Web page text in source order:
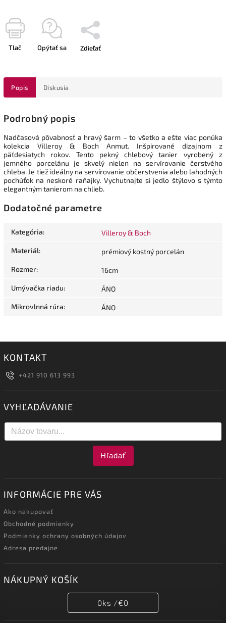
Tlač Opýtať sa Zdieľať
Popis Diskusia
Podrobný popis
Nadčasová pôvabnosť a hravý šarm – to všetko a ešte viac ponúka
kolekcia Villeroy & Boch Anmut. Inšpirované dizajnom z
päťdesiatych rokov. Tento pekný chlebový tanier vyrobený z
jemného porcelánu je skvelý nielen na servírovanie čerstvého
chleba. Je tiež ideálny na servírovanie občerstvenia alebo lahodných
pochúťok na neskoré raňajky. Vychutnajte si jedlo štýlovo s týmto
elegantným tanierom na chlieb.
Dodatočné parametre
Kategória: Villeroy & Boch
Materiál: prémiový kostný porcelán
Rozmer: 16cm
Umývačka riadu: ÁNO
Mikrovlnná rúra: ÁNO
KONTAKT
+421 910 613 993
VYHĽADÁVANIE
Hľadať
INFORMÁCIE PRE VÁS
Ako nakupovať
Obchodné podmienky
Podmienky ochrany osobných údajov
Adresa predajne
NÁKUPNÝ KOŠÍK
0ks /€0